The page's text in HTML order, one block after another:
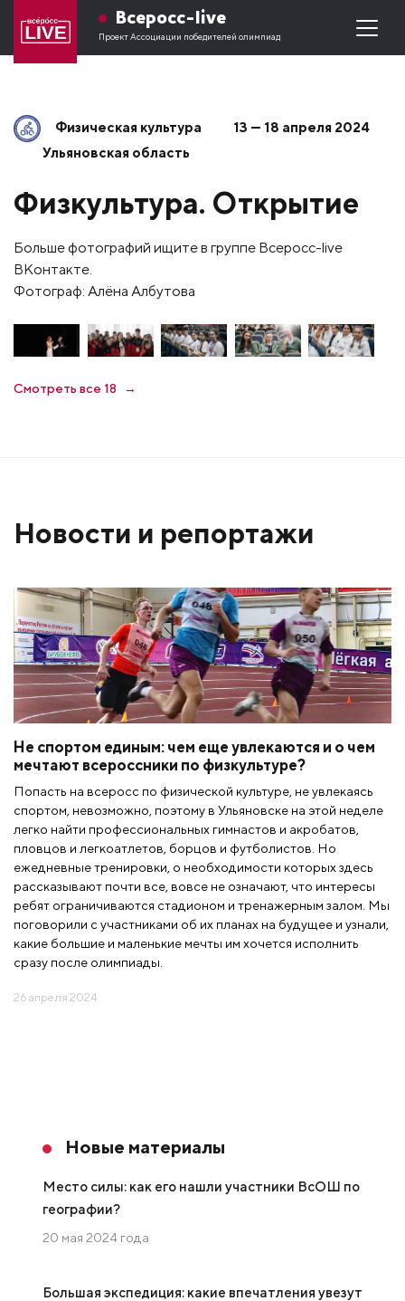
Всеросс-live
Проект Ассоциации победителей олимпиад
Физическая культура
13 — 18 апреля 2024
Ульяновская область
Физкультура. Открытие
Больше фотографий ищите в группе Всеросс-live
ВКонтакте.
Фотограф: Алёна Албутова
Смотреть все 18
Новости и репортажи
Не спортом единым: чем еще увлекаются и о чем
мечтают всероссники по физкультуре?
Попасть на всеросс по физической культуре, не увлекаясь
спортом, невозможно, поэтому в Ульяновске на этой неделе
легко найти профессиональных гимнастов и акробатов,
пловцов и легкоатлетов, борцов и футболистов. Но
ежедневные тренировки, о необходимости которых здесь
рассказывают почти все, вовсе не означают, что интересы
ребят ограничиваются стадионом и тренажерным залом. Мы
поговорили с участниками об их планах на будущее и узнали,
какие большие и маленькие мечты им хочется исполнить
сразу после олимпиады.
26 апреля 2024
Новые материалы
Место силы: как его нашли участники ВсОШ по
географии?
20 мая 2024 года
Большая экспедиция: какие впечатления увезут